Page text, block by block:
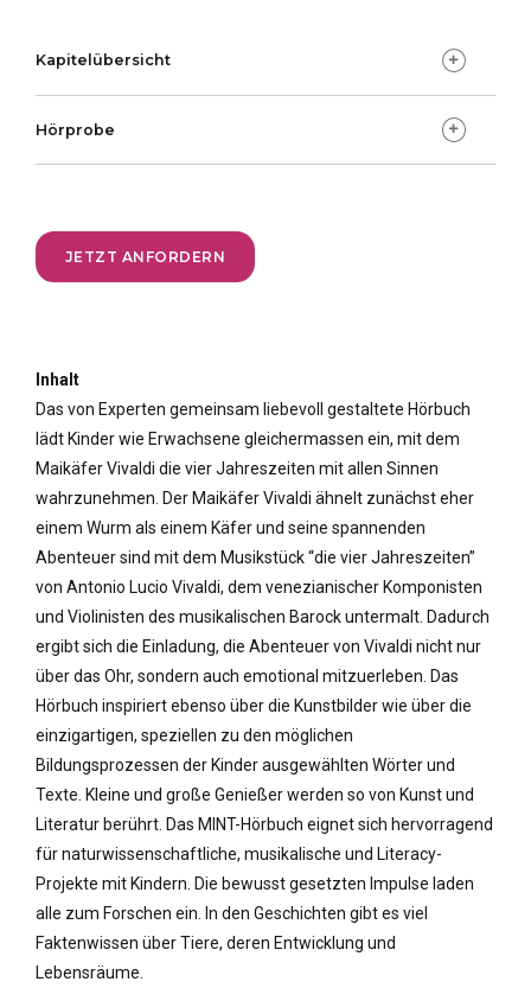
Kapitelübersicht
Vivaldi fürchtet sich vor dem Winter
Hörprobe
JETZT ANFORDERN
Inhalt
Das von Experten gemeinsam liebevoll gestaltete Hörbuch
lädt Kinder wie Erwachsene gleichermassen ein, mit dem
Maikäfer Vivaldi die vier Jahreszeiten mit allen Sinnen
wahrzunehmen. Der Maikäfer Vivaldi ähnelt zunächst eher
einem Wurm als einem Käfer und seine spannenden
Abenteuer sind mit dem Musikstück “die vier Jahreszeiten”
von Antonio Lucio Vivaldi, dem venezianischer Komponisten
und Violinisten des musikalischen Barock untermalt. Dadurch
ergibt sich die Einladung, die Abenteuer von Vivaldi nicht nur
über das Ohr, sondern auch emotional mitzuerleben. Das
Hörbuch inspiriert ebenso über die Kunstbilder wie über die
einzigartigen, speziellen zu den möglichen
Bildungsprozessen der Kinder ausgewählten Wörter und
Texte. Kleine und große Genießer werden so von Kunst und
Literatur berührt. Das MINT-Hörbuch eignet sich hervorragend
für naturwissenschaftliche, musikalische und Literacy-
Projekte mit Kindern. Die bewusst gesetzten Impulse laden
alle zum Forschen ein. In den Geschichten gibt es viel
Faktenwissen über Tiere, deren Entwicklung und
Lebensräume.